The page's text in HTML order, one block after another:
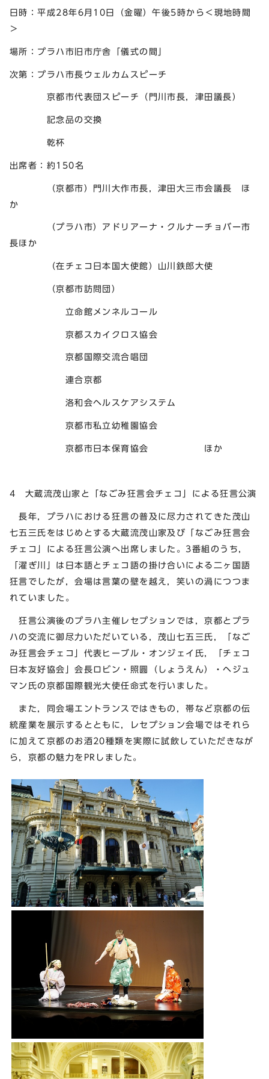
日時：平成28年6月10日（金曜）午後5時から＜現地時間
＞
場所：プラハ市旧市庁舎「儀式の間」
次第：プラハ市長ウェルカムスピーチ
京都市代表団スピーチ（門川市長，津田議長）
記念品の交換
乾杯
出席者：約150名
（京都市）門川大作市長，津田大三市会議長 ほ
か
（プラハ市）アドリアーナ・クルナーチョバー市
長ほか
（在チェコ日本国大使館）山川鉄郎大使
（京都市訪問団）
立命館メンネルコール
京都スカイクロス協会
京都国際交流合唱団
連合京都
洛和会ヘルスケアシステム
京都市私立幼稚園協会
京都市日本保育協会 ほか
4 大蔵流茂山家と「なごみ狂言会チェコ」による狂言公演
長年，プラハにおける狂言の普及に尽力されてきた茂山
七五三氏をはじめとする大蔵流茂山家及び「なごみ狂言会
チェコ」による狂言公演へ出席しました。3番組のうち，
「濯ぎ川」は日本語とチェコ語の掛け合いによる二ヶ国語
狂言でしたが，会場は言葉の壁を越え，笑いの渦につつま
れていました。
狂言公演後のプラハ主催レセプションでは，京都とプラ
ハの交流に御尽力いただいている，茂山七五三氏，「なご
み狂言会チェコ」代表ヒーブル・オンジェイ氏，「チェコ
日本友好協会」会長ロビン・照圓（しょうえん）・ヘジュ
マン氏の京都国際観光大使任命式を行いました。
また，同会場エントランスではきもの，帯など京都の伝
統産業を展示するとともに，レセプション会場ではそれら
に加えて京都のお酒20種類を実際に試飲していただきなが
ら，京都の魅力をPRしました。